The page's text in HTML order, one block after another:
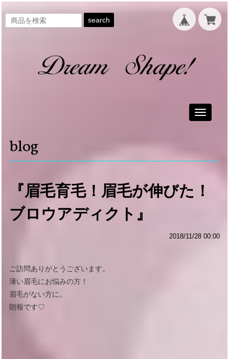
search
Toggle
blog
『眉毛育毛！眉毛が伸びた！
ブロウアディクト』
2018/11/28 00:00
ご訪問ありがとうございます。
薄い眉毛にお悩みの方！
眉毛がない方に。
朗報です♡